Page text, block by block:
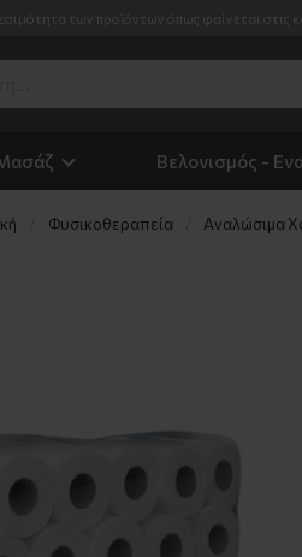
των προϊόντων όπως φαίνεται στις
Βελονισμός -
Φυσικοθεραπεία Αναλώσιμα